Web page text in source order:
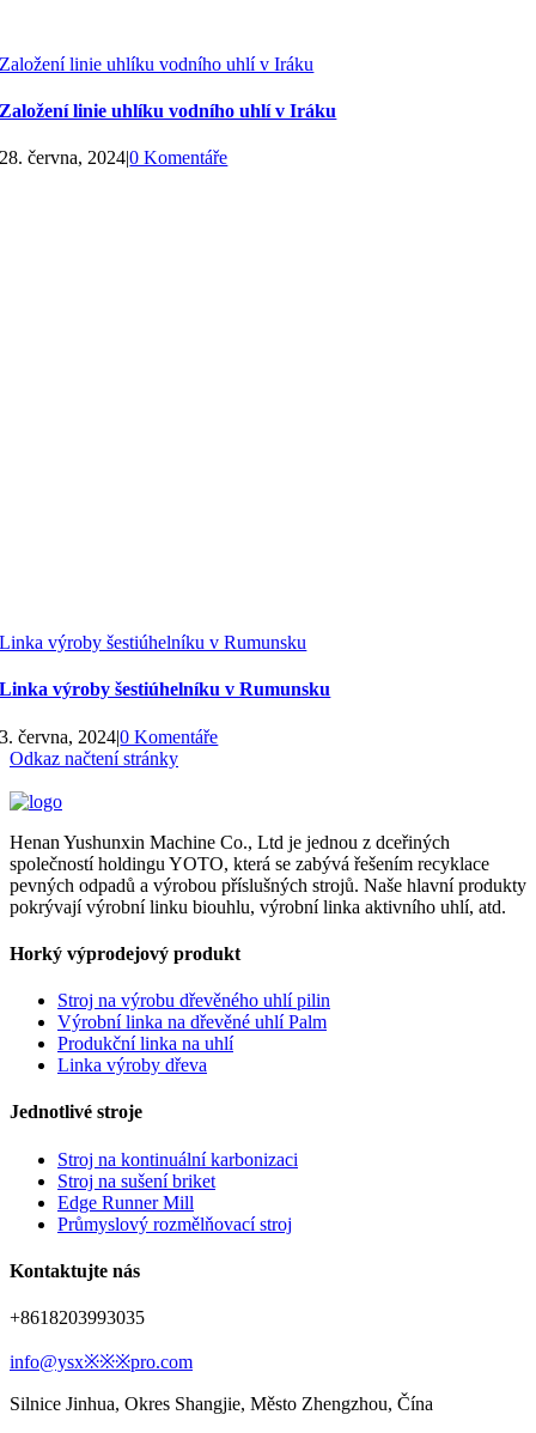
Založení linie uhlíku vodního uhlí v Iráku
Založení linie uhlíku vodního uhlí v Iráku
28. června, 2024|0 Komentáře
Linka výroby šestiúhelníku v Rumunsku
Linka výroby šestiúhelníku v Rumunsku
3. června, 2024|0 Komentáře
Odkaz načtení stránky
Henan Yushunxin Machine Co., Ltd je jednou z dceřiných
společností holdingu YOTO, která se zabývá řešením recyklace
pevných odpadů a výrobou příslušných strojů. Naše hlavní produkty
pokrývají výrobní linku biouhlu, výrobní linka aktivního uhlí, atd.
Horký výprodejový produkt
Stroj na výrobu dřevěného uhlí pilin
Výrobní linka na dřevěné uhlí Palm
Produkční linka na uhlí
Linka výroby dřeva
Jednotlivé stroje
Stroj na kontinuální karbonizaci
Stroj na sušení briket
Edge Runner Mill
Průmyslový rozmělňovací stroj
Kontaktujte nás
+8618203993035
info@ysx※※※pro.com
Silnice Jinhua, Okres Shangjie, Město Zhengzhou, Čína